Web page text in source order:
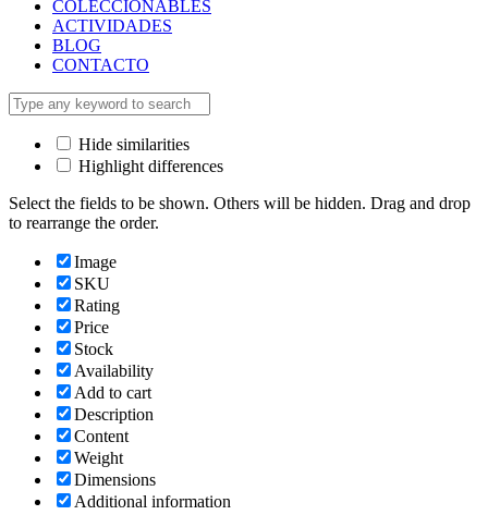
COLECCIONABLES
ACTIVIDADES
BLOG
CONTACTO
Hide similarities
Highlight differences
Select the fields to be shown. Others will be hidden. Drag and drop
to rearrange the order.
Image
SKU
Rating
Price
Stock
Availability
Add to cart
Description
Content
Weight
Dimensions
Additional information